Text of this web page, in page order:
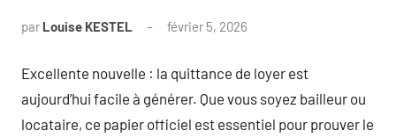
par Louise KESTEL février 5, 2026
Excellente nouvelle : la quittance de loyer est
aujourd’hui facile à générer. Que vous soyez bailleur ou
locataire, ce papier officiel est essentiel pour prouver le